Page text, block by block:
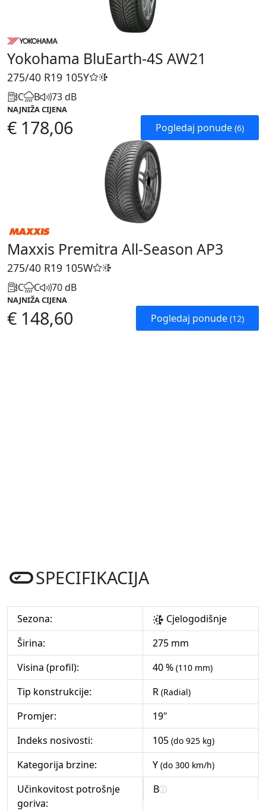
Yokohama BluEarth-4S AW21
275/40 R19 105Y
C B 73 dB
NAJNIŽA CIJENA
€ 178,06 Pogledaj ponude (6)
Maxxis Premitra All-Season AP3
275/40 R19 105W
C C 70 dB
NAJNIŽA CIJENA
€ 148,60 Pogledaj ponude (12)
SPECIFIKACIJA
Sezona:
Cjelogodišnje
Širina:
275 mm
Visina (profil):
40 % (110 mm)
Tip konstrukcije: R (Radial)
Promjer:
19"
Indeks nosivosti:
105 (do 925 kg)
Kategorija brzine: Y (do 300 km/h)
Učinkovitost potrošnje
goriva:
B